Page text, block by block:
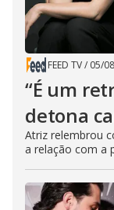
FEED TV/ 05/
“É um
detona
Atriz relembrou
a relação com a